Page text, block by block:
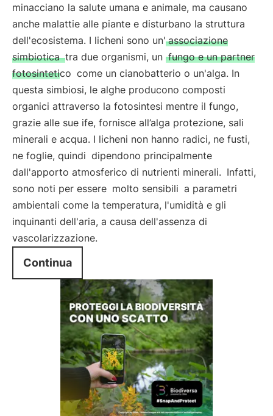
minacciano la salute umana e animale, ma causano
anche malattie alle piante e disturbano la struttura
dell'ecosistema. I licheni sono un' associazione
simbiotica tra due organismi, un fungo e un partner
fotosintetico come un cianobatterio o un'alga. In
questa simbiosi, le alghe producono composti
organici attraverso la fotosintesi mentre il fungo,
grazie alle sue ife, fornisce all’alga protezione, sali
minerali e acqua. I licheni non hanno radici, ne fusti,
ne foglie, quindi dipendono principalmente
dall'apporto atmosferico di nutrienti minerali. Infatti,
sono noti per essere molto sensibili a parametri
ambientali come la temperatura, l'umidità e gli
inquinanti dell'aria, a causa dell'assenza di
vascolarizzazione.
Continua